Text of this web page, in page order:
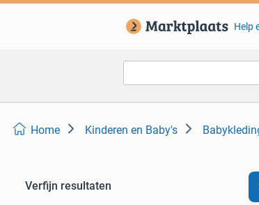
Help
Home Kinderen en Baby's
Verfijn resultaten